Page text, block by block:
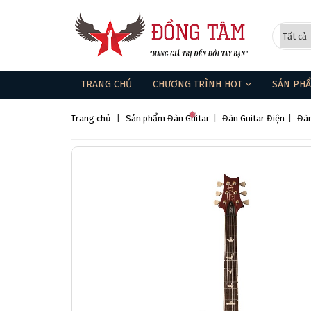
TRANG CHỦ CHƯƠNG TRÌNH HOT SẢN
Trang chủ Sản phẩm Đàn Guitar Đàn Guitar Điện